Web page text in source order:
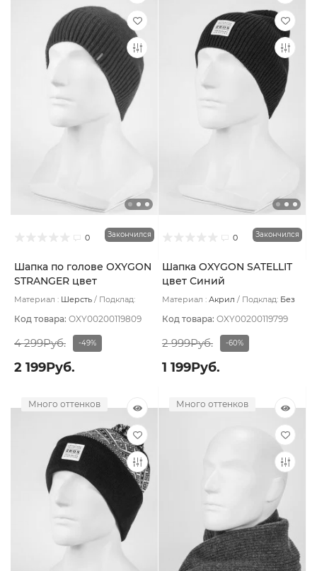
0 Закончился
Шапка по голове OXYGON
STRANGER цвет
Оранжевый
Материал : Шерсть
Подклад:
Код товара: OXY00200119809
4 299Руб. -49%
2 199Руб.
0 Закончился
Шапка OXYGON SATELLIT
цвет Синий
Материал : Акрил Подклад: Без
Код товара: OXY00200119799
2 999Руб. -60%
1 199Руб.
Много оттенков Много оттенков